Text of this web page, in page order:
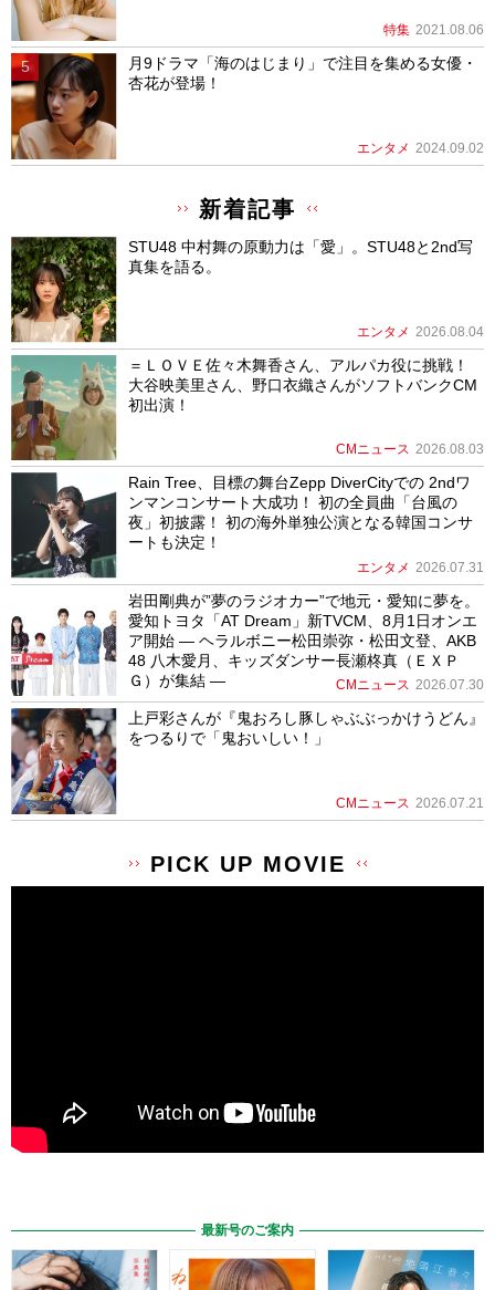
特集 2021.08.06
月9ドラマ「海のはじまり」で注目を集める女優・
杏花が登場！
エンタメ 2024.09.02
新着記事
STU48 中村舞の原動力は「愛」。STU48と2nd写
真集を語る。
エンタメ 2026.08.04
＝ＬＯＶＥ佐々木舞香さん、アルパカ役に挑戦！
大谷映美里さん、野口衣織さんがソフトバンクCM
初出演！
CMニュース 2026.08.03
Rain Tree、目標の舞台Zepp DiverCityでの 2ndワ
ンマンコンサート大成功！ 初の全員曲「台風の
夜」初披露！ 初の海外単独公演となる韓国コンサ
ートも決定！
エンタメ 2026.07.31
岩田剛典が”夢のラジオカー”で地元・愛知に夢を。
愛知トヨタ「AT Dream」新TVCM、8月1日オンエ
ア開始 ― ヘラルボニー松田崇弥・松田文登、AKB
48 八木愛月、キッズダンサー長瀬柊真（ＥＸＰ
Ｇ）が集結 ―
CMニュース 2026.07.30
上戸彩さんが『鬼おろし豚しゃぶぶっかけうどん』
をつるりで「鬼おいしい！」
CMニュース 2026.07.21
PICK UP MOVIE
最新号のご案内